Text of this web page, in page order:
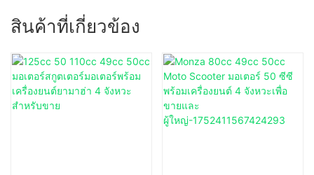
สินค้าที่เกี่ยวข้อง